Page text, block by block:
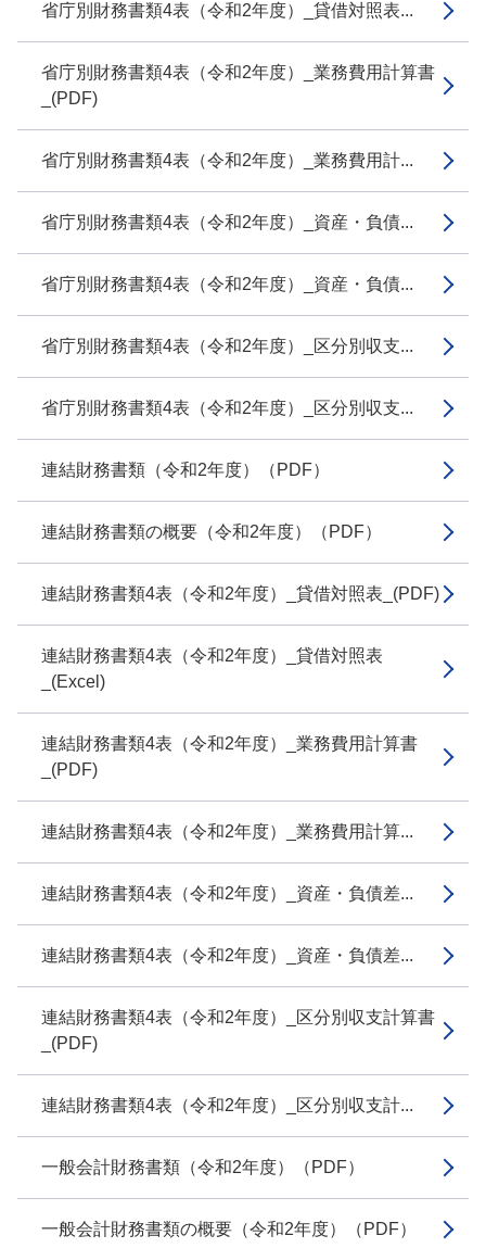
省庁別財務書類4表（令和2年度）_貸借対照表...
省庁別財務書類4表（令和2年度）_業務費用計算書
_(PDF)
省庁別財務書類4表（令和2年度）_業務費用計...
省庁別財務書類4表（令和2年度）_資産・負債...
省庁別財務書類4表（令和2年度）_資産・負債...
省庁別財務書類4表（令和2年度）_区分別収支...
省庁別財務書類4表（令和2年度）_区分別収支...
連結財務書類（令和2年度）（PDF）
連結財務書類の概要（令和2年度）（PDF）
連結財務書類4表（令和2年度）_貸借対照表_(PDF)
連結財務書類4表（令和2年度）_貸借対照表
_(Excel)
連結財務書類4表（令和2年度）_業務費用計算書
_(PDF)
連結財務書類4表（令和2年度）_業務費用計算...
連結財務書類4表（令和2年度）_資産・負債差...
連結財務書類4表（令和2年度）_資産・負債差...
連結財務書類4表（令和2年度）_区分別収支計算書
_(PDF)
連結財務書類4表（令和2年度）_区分別収支計...
一般会計財務書類（令和2年度）（PDF）
一般会計財務書類の概要（令和2年度）（PDF）